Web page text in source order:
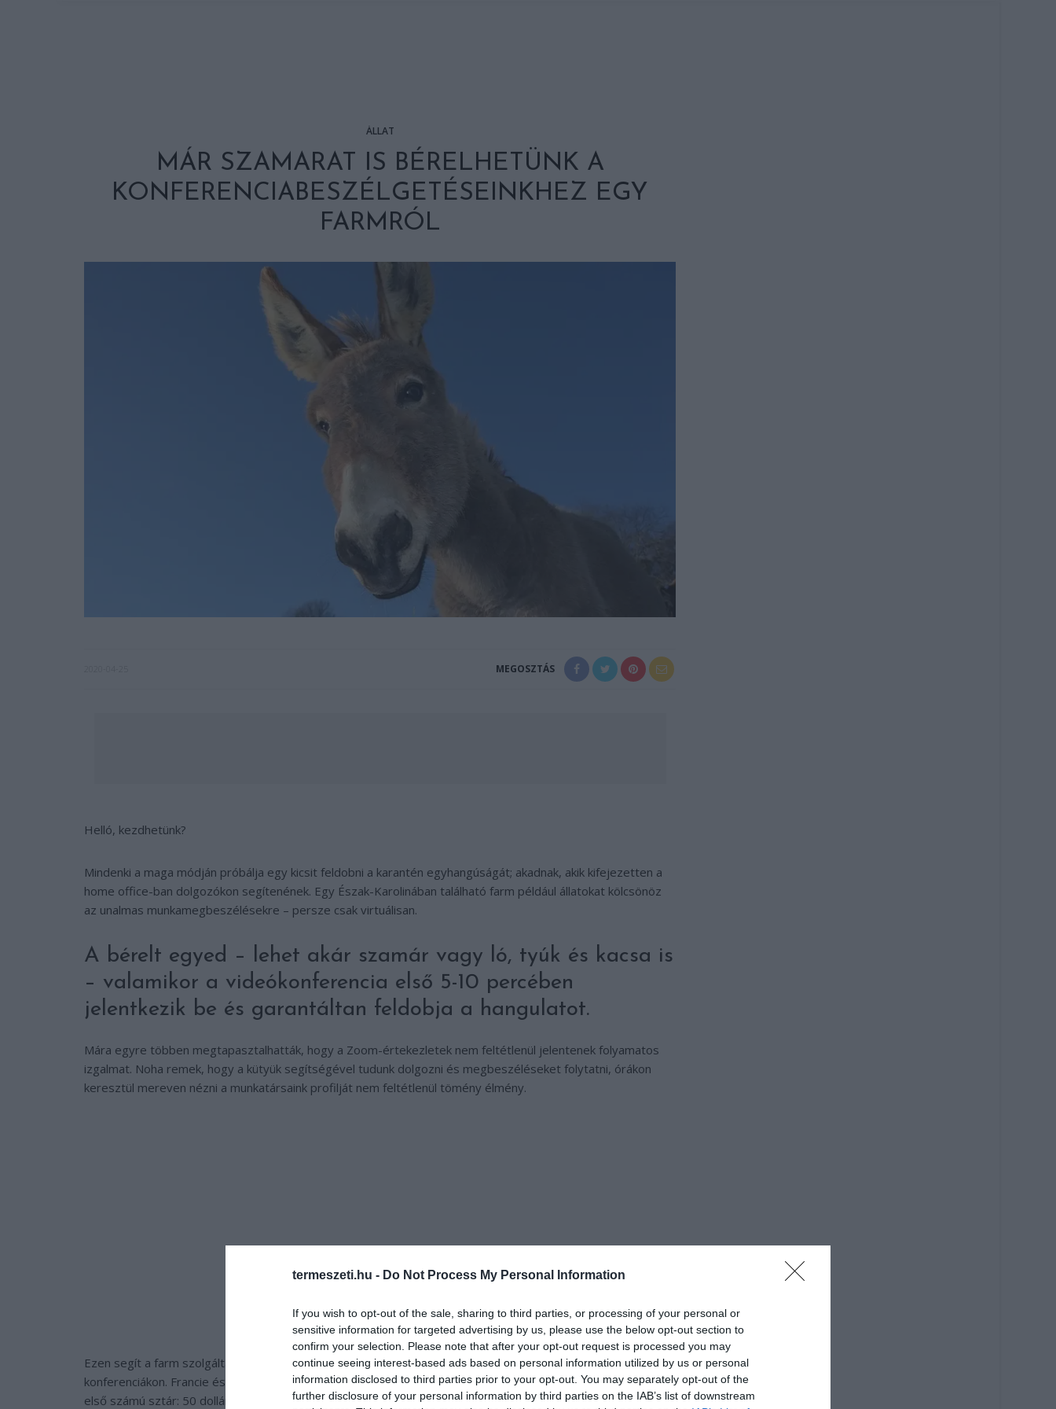
termeszeti.hu - Do Not Process My Personal Information
If you wish to opt-out of the sale, sharing to third parties, or processing of your personal or
sensitive information for targeted advertising by us, please use the below opt-out section to
confirm your selection. Please note that after your opt-out request is processed you may
continue seeing interest-based ads based on personal information utilized by us or personal
information disclosed to third parties prior to your opt-out. You may separately opt-out of the
further disclosure of your personal information by third parties on the IAB’s list of downstream
ÁLLAT
MÁR SZAMARAT IS BÉRELHETÜNK A
KONFERENCIABESZÉLGETÉSEINKHEZ EGY
FARMRÓL
MEGOSZTÁS
Helló, kezdhetünk?
Mindenki a maga módján próbálja egy kicsit feldobni a karantén egyhangúságát; akadnak, akik kifejezetten a
home office-ban dolgozókon segítenének. Egy Észak-Karolinában található farm például állatokat kölcsönöz
az unalmas munkamegbeszélésekre – persze csak virtuálisan.
A bérelt egyed – lehet akár szamár vagy ló, tyúk és kacsa is
– valamikor a videókonferencia első 5-10 percében
jelentkezik be és garantáltan feldobja a hangulatot.
Mára egyre többen megtapasztalhatták, hogy a Zoom-értekezletek nem feltétlenül jelentenek folyamatos
izgalmat. Noha remek, hogy a kütyük segítségével tudunk dolgozni és megbeszéléseket folytatni, órákon
keresztül mereven nézni a munkatársaink profilját nem feltétlenül tömény élmény.
Ezen segít a farm szolgáltatása, a szamáron kívül számos más állat tud részt venni így a telefonos
konferenciákon. Francie és Mark Dunlap a Peace N Peas Farm tulajdonosai szerint Mambo, a mini szamár az
első számú sztár: 50 dollárért csatlakozik be az értekezletre.